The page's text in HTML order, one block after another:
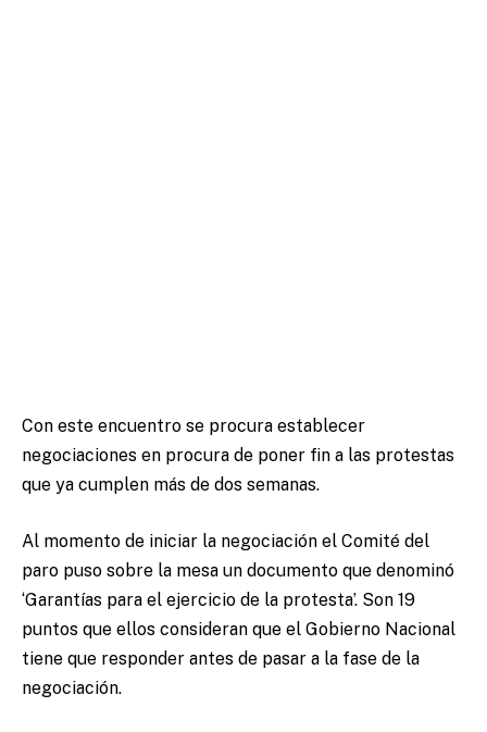
Con este encuentro se procura establecer
negociaciones en procura de poner fin a las protestas
que ya cumplen más de dos semanas.
Al momento de iniciar la negociación el Comité del
paro puso sobre la mesa un documento que denominó
‘Garantías para el ejercicio de la protesta’. Son 19
puntos que ellos consideran que el Gobierno Nacional
tiene que responder antes de pasar a la fase de la
negociación.